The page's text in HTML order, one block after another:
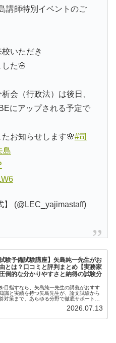
師特別イベントのご
いただき
た🌸
会（行政法）は後日、
にアップされる予定で
お知らせします🌸#司
島
(@LEC_yajimastaff)
験予備試験講座】矢島純一先生がお
とは？口コミと評判まとめ【実務家
倒的な分かりやすさと納得の試験分
目指すなら、矢島純一先生の講義がおすす
識と実績を持つ矢島先生が、論文試験から
対策まで、あらゆる分野で徹底サポート。
習を求める受験生に最適です。そんなLEC
解説します！
2026.07.13